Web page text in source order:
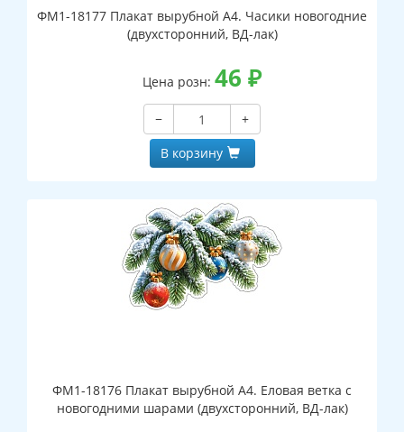
ФМ1-18177 Плакат вырубной А4. Часики новогодние
(двухсторонний, ВД-лак)
Цена розн: 46 ₽
−
+
В корзину
ФМ1-18176 Плакат вырубной А4. Еловая ветка с
новогодними шарами (двухсторонний, ВД-лак)